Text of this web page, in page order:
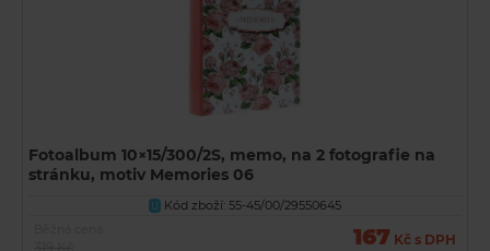
Fotoalbum 10×15/300/2S, memo, na 2 fotografie na
stránku, motiv Memories 06
U
Kód zboží: 55-45/00/29550645
167 Kč s DPH